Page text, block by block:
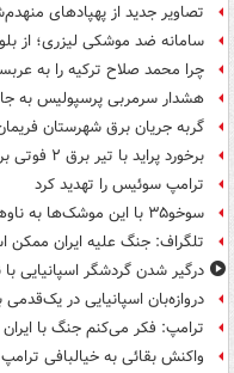
تصاویر جدید از پهپادهای
سامانه ضد موشکی لیزری؛ از
چرا محمد صلاح ترکیه را به
هشدار سرمربی پرسپولیس به
گربه جریان برق شهرستان
برخورد پراید با تیر برق ۲ فوتی بر جای گذاشت
ترامپ سوئیس را تهدید کرد
سوخو۳۵ با این موشک‌ها به ناوهای‌جنگی حمله می‌کند
تلگراف: جنگ علیه ایران ممکن
درگیر شدن گردشگر اسپانیایی
دروازه‌بان اسپانیایی در
ترامپ: فکر می‌کنم جنگ با ایران
واکنش بقائی به خیالبافی ترامپ